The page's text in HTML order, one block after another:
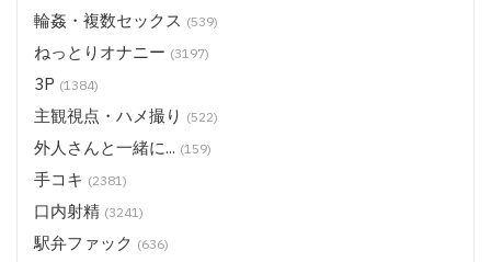
輪姦・複数セックス (539)
ねっとりオナニー (3197)
3P (1384)
主観視点・ハメ撮り (522)
外人さんと一緒に... (159)
手コキ (2381)
口内射精 (3241)
駅弁ファック (636)